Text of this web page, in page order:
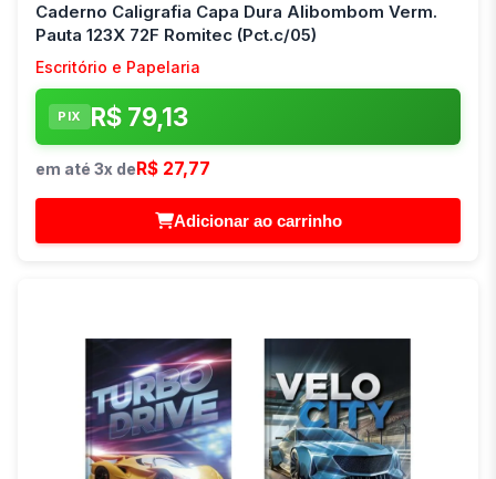
Caderno Caligrafia Capa Dura Alibombom Verm.
Pauta 123X 72F Romitec (Pct.c/05)
Escritório e Papelaria
PIX R$ 79,13
em até 3x de R$ 27,77
Adicionar ao carrinho